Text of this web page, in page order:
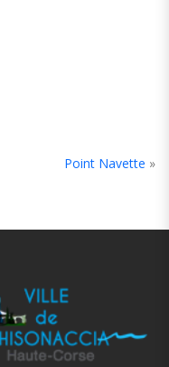
Point Navette »